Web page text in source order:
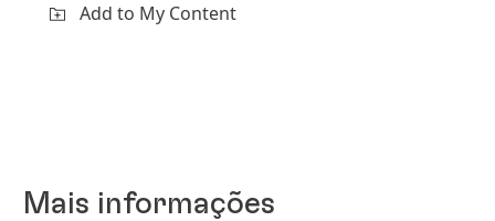
Add to My Content
Mais informações